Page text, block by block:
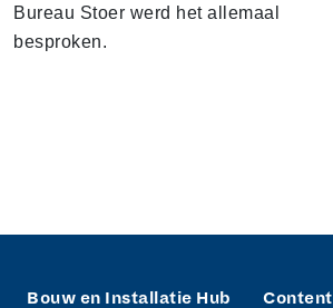
Bureau Stoer werd het allemaal
besproken.
Bouw en Installatie Hub Content